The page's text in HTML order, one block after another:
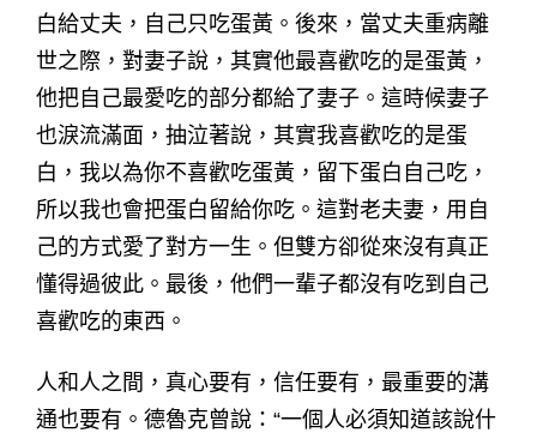
白給丈夫，自己只吃蛋黃。後來，當丈夫重病離
世之際，對妻子說，其實他最喜歡吃的是蛋黃，
他把自己最愛吃的部分都給了妻子。這時候妻子
也淚流滿面，抽泣著說，其實我喜歡吃的是蛋
白，我以為你不喜歡吃蛋黃，留下蛋白自己吃，
所以我也會把蛋白留給你吃。這對老夫妻，用自
己的方式愛了對方一生。但雙方卻從來沒有真正
懂得過彼此。最後，他們一輩子都沒有吃到自己
喜歡吃的東西。
人和人之間，真心要有，信任要有，最重要的溝
通也要有。德魯克曾說：“一個人必須知道該說什